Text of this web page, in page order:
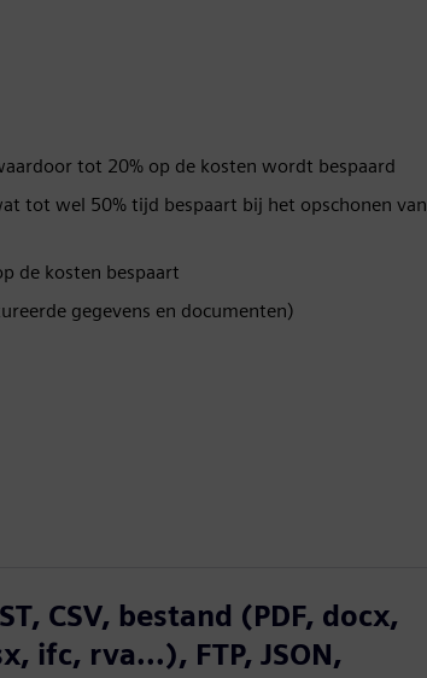
tot 20% op de kosten wordt bespaard
tot wel 50% tijd bespaart bij het opschonen van
de kosten bespaart
gegevens en documenten)
CSV, bestand (PDF, docx,
ifc, rva...), FTP, JSON,